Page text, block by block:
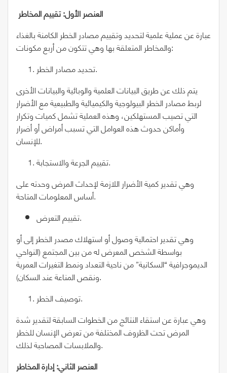
العنصر الأول: تقييم المخاطر
عبارة عن عملية علمية لتحديد وتقييم مصادر الخطر الكامنة بالغذاء
والمخاطر المتعلقة بها وهي تتكون من أربع مكونات:
تحديد مصادر الخطر.
يتم ذلك عن طريق البيانات العلمية والوبائية والبيانات الأخرى
لربط مصادر الخطر البيولوجية والكيميائية والطبيعية مع الأضرار
التي تصيب المستهلكين، وهذه العملية تشمل كميات وتكرار
وأماكن حدوث هذه العوامل التي تسبب أمراض أو أضرار
للإنسان.
تقييم الجرعة والاستجابة.
وهي تقدير كمية الأضرار اللازمة لإحداث المرض وحدته على
أساس المعلومات المتاحة.
تقييم التعرض.
وهي تقدير احتمالية وصول أو استهلاك مصدر الخطر إلى أو
بواسطة الشخص المعرض له من بين المجتمع (النواحي
الديموجرافية “السكانية” من ناحية التعداد ونمط التغيرات العمرية
ونقص المناعة عند السكان).
توصيف الخطر.
وهي عبارة عن استقاء النتائج من الخطوات السابقة لتقدير شدة
المرض تحت الظروف المختلفة من تعرض الإنسان للخطر
والملابسات المصاحبة لذلك.
العنصر الثاني: إدارة المخاطر